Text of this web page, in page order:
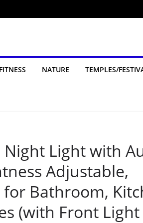
NATURE TEMPLES/
Night Light with
Adjustable,
Bathroom,
(with Front